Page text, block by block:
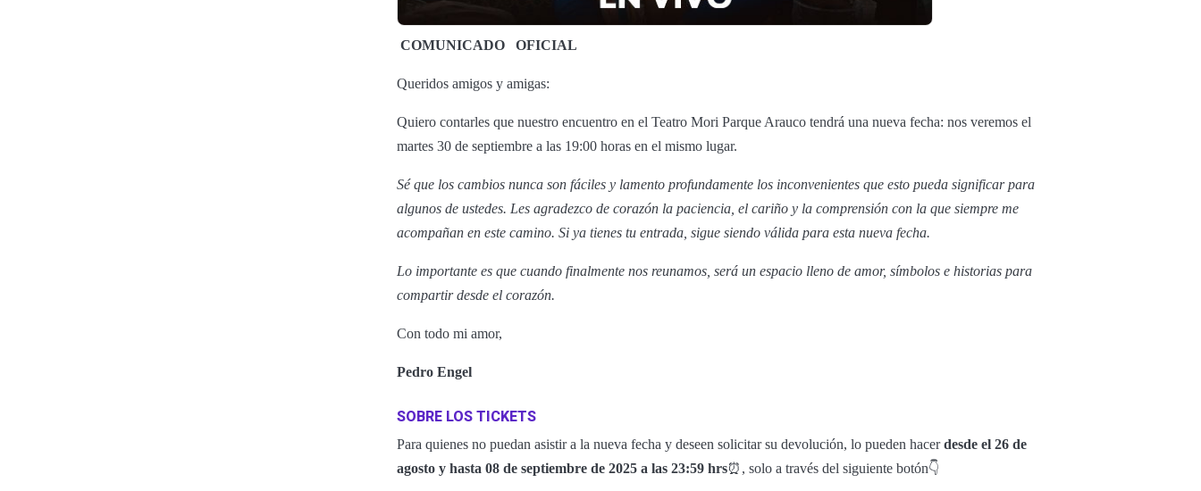
COMUNICADO OFICIAL
Queridos amigos y amigas:
Quiero contarles que nuestro encuentro en el Teatro Mori Parque Arauco tendrá una nueva fecha: nos veremos el
martes 30 de septiembre a las 19:00 horas en el mismo lugar.
Sé que los cambios nunca son fáciles y lamento profundamente los inconvenientes que esto pueda significar para
algunos de ustedes. Les agradezco de corazón la paciencia, el cariño y la comprensión con la que siempre me
acompañan en este camino. Si ya tienes tu entrada, sigue siendo válida para esta nueva fecha.
Lo importante es que cuando finalmente nos reunamos, será un espacio lleno de amor, símbolos e historias para
compartir desde el corazón.
Con todo mi amor,
Pedro Engel
SOBRE LOS TICKETS
Para quienes no puedan asistir a la nueva fecha y deseen solicitar su devolución, lo pueden hacerdesde el 26 de
agosto y hasta 08 de septiembre de 2025 a las 23:59 hrs⏰, solo a través del siguiente botón👇